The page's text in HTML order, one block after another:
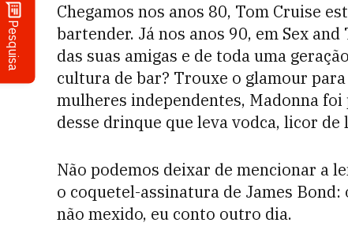
Pesquisa
Chegamos nos anos 80, Tom Cruise
bartender. Já nos anos 90, em Sex
das suas amigas e de toda uma
cultura de bar? Trouxe o glamour
mulheres independentes, Madonna
desse drinque que leva vodca, licor
Não podemos deixar de mencionar a
o coquetel-assinatura de James
não mexido, eu conto outro dia.